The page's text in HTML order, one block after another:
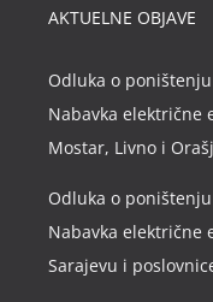
AKTUELNE OBJAVE
Odluka o
Nabavka električne
Mostar, Livno i
Odluka o
Nabavka električne
Sarajevu i